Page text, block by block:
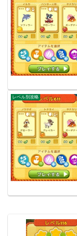
レベル別攻略